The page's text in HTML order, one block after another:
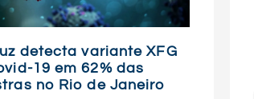
detecta variante XFG
19 em 62% das
no Rio de Janeiro